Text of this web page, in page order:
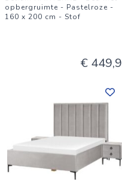
opbergruimte - Pastelroze -
160 x 200 cm - Stof
€